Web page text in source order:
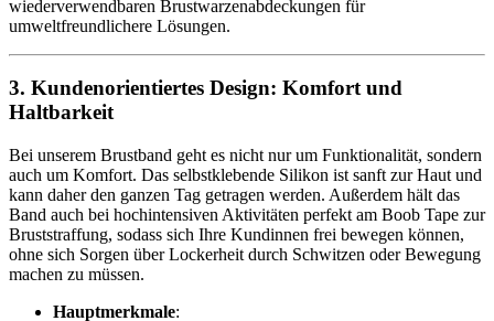
wiederverwendbaren Brustwarzenabdeckungen für
umweltfreundlichere Lösungen.
3. Kundenorientiertes Design: Komfort und
Haltbarkeit
Bei unserem Brustband geht es nicht nur um Funktionalität, sondern
auch um Komfort. Das selbstklebende Silikon ist sanft zur Haut und
kann daher den ganzen Tag getragen werden. Außerdem hält das
Band auch bei hochintensiven Aktivitäten perfekt am Boob Tape zur
Bruststraffung, sodass sich Ihre Kundinnen frei bewegen können,
ohne sich Sorgen über Lockerheit durch Schwitzen oder Bewegung
machen zu müssen.
Hauptmerkmale: